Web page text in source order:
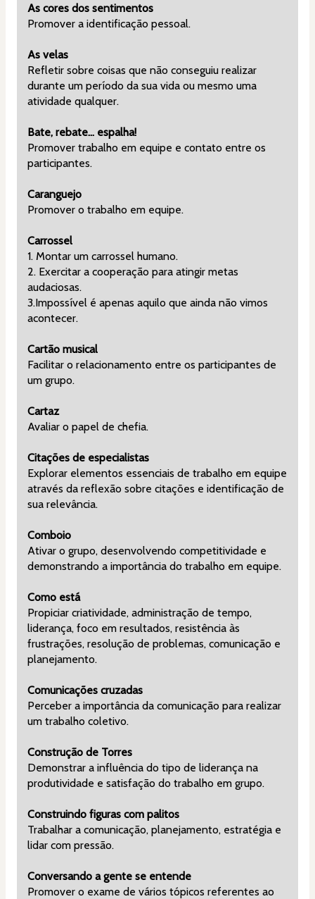
As cores dos sentimentos
Promover a identificação pessoal.
As velas
Refletir sobre coisas que não conseguiu realizar
durante um período da sua vida ou mesmo uma
atividade qualquer.
Bate, rebate... espalha!
Promover trabalho em equipe e contato entre os
participantes.
Caranguejo
Promover o trabalho em equipe.
Carrossel
1. Montar um carrossel humano.
2. Exercitar a cooperação para atingir metas
audaciosas.
3.Impossível é apenas aquilo que ainda não vimos
acontecer.
Cartão musical
Facilitar o relacionamento entre os participantes de
um grupo.
Cartaz
Avaliar o papel de chefia.
Citações de especialistas
Explorar elementos essenciais de trabalho em equipe
através da reflexão sobre citações e identificação de
sua relevância.
Comboio
Ativar o grupo, desenvolvendo competitividade e
demonstrando a importância do trabalho em equipe.
Como está
Propiciar criatividade, administração de tempo,
liderança, foco em resultados, resistência às
frustrações, resolução de problemas, comunicação e
planejamento.
Comunicações cruzadas
Perceber a importância da comunicação para realizar
um trabalho coletivo.
Construção de Torres
Demonstrar a influência do tipo de liderança na
produtividade e satisfação do trabalho em grupo.
Construindo figuras com palitos
Trabalhar a comunicação, planejamento, estratégia e
lidar com pressão.
Conversando a gente se entende
Promover o exame de vários tópicos referentes ao